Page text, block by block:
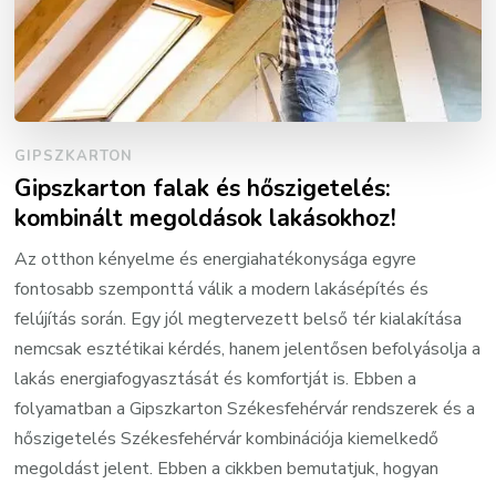
GIPSZKARTON
Gipszkarton falak és hőszigetelés:
kombinált megoldások lakásokhoz!
Az otthon kényelme és energiahatékonysága egyre
fontosabb szemponttá válik a modern lakásépítés és
felújítás során. Egy jól megtervezett belső tér kialakítása
nemcsak esztétikai kérdés, hanem jelentősen befolyásolja a
lakás energiafogyasztását és komfortját is. Ebben a
folyamatban a Gipszkarton Székesfehérvár rendszerek és a
hőszigetelés Székesfehérvár kombinációja kiemelkedő
megoldást jelent. Ebben a cikkben bemutatjuk, hogyan